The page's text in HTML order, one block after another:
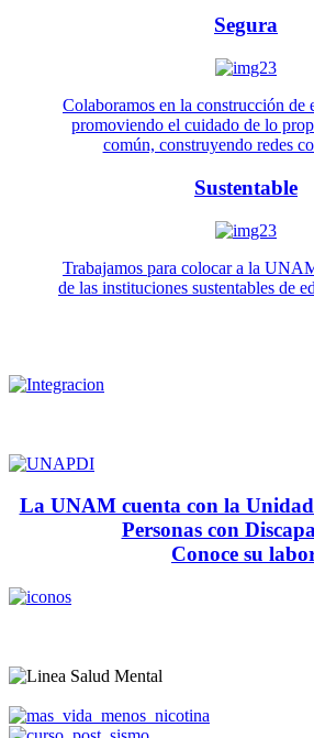
Segura
Colaboramos en la construcción de
promoviendo el cuidado de lo
común, construyendo redes
Sustentable
Trabajamos para colocar a la
de las instituciones sustentables de
La UNAM cuenta con la
Personas con
Conoce su